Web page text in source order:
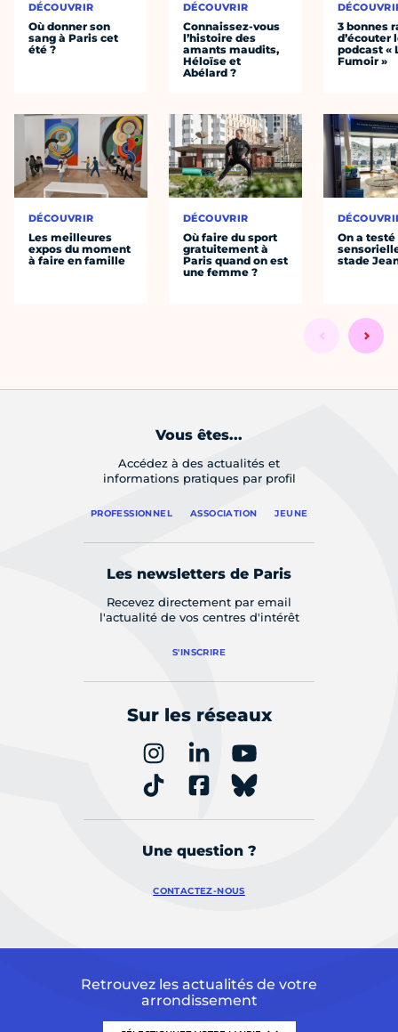
DÉCOUVRIR
Où donner son
sang à Paris cet
été ?
DÉCOUVRIR
Les meilleures
expos du moment
à faire en famille
DÉCOUVRIR
Connaissez-vous
l’histoire des
amants maudits,
Héloïse et
Abélard ?
DÉCOUVRIR
Où faire du sport
gratuitement à
Paris quand on est
une femme ?
3 bonnes
d’écouter
podcast «
Fumoir »
On a
stade
Vous êtes...
Accédez à des actualités et
informations pratiques par profil
PROFESSIONNEL ASSOCIATION JEUNE
Les newsletters de Paris
Recevez directement par email
l'actualité de vos centres d'intérêt
S'INSCRIRE
Sur les réseaux
Une question ?
CONTACTEZ-NOUS
Retrouvez les actualités de votre
arrondissement